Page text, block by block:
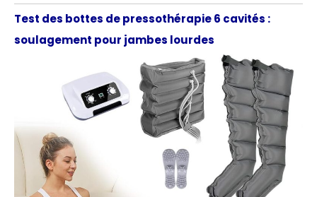
Test des bottes de pressothérapie 6 cavités :
soulagement pour jambes lourdes